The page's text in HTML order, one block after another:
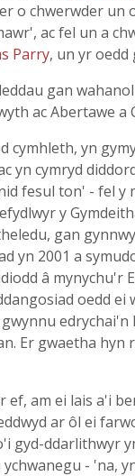
o chwerwder un
ac fel un a
Parry, un yr oedd
gan
ac Abertawe
cymhleth, yn
yn cymryd
fesul ton' - fel y
y
gan
yn 2001 a
â mynychu'r
oedd
Er gwaetha
ef, am ei lais a'i
ar ôl ei
gyd-ddarlithwyr
ychwanegu - 'na,